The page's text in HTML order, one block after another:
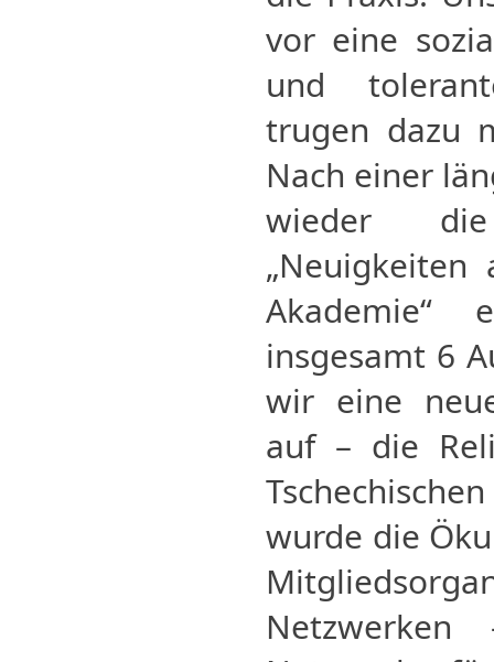
vor eine
und
trugen dazu
Nach einer
wieder
„Neuigkeiten
Akademie“
insgesamt 6
wir eine
auf – die
wurde die